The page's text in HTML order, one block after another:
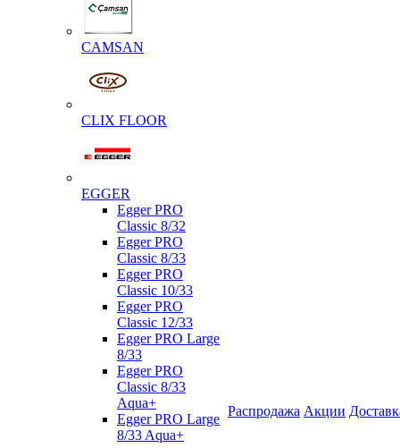
CAMSAN
CLIX FLOOR
EGGER
Egger PRO
Classic 8/32
Egger PRO
Classic 8/33
Egger PRO
Classic 10/33
Egger PRO
Classic 12/33
Egger PRO Large
8/33
Egger PRO
Classic 8/33
Aqua+
Egger PRO Large
8/33 Aqua+
Распродажа Акции